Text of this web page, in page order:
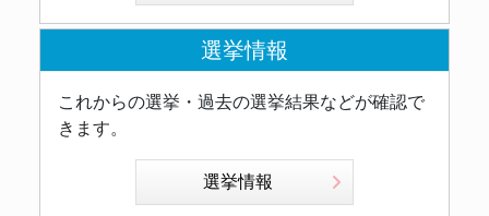
選挙情報
これからの選挙・過去の選挙結果などが確認で
きます。
選挙情報